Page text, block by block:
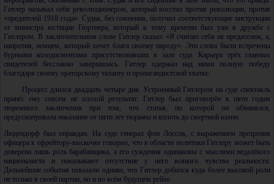
Гитлер называл себя революционером, который восстал против революции, против
«предателей 1918 года». Судья, без сомнения, получил соответствующие инструкции
от министра юстиции Гюртнера, который к тому времени был уже в дружбе с
Гитлером. В заключительном слове Гитлер сказал: «Я считаю себя не предателем, а,
напротив, немцем, который хочет блага своему народу». Эти слова были встречены
бурными аплодисментами присутствовавших в зале суда. Карьера трёх главных
свидетелей бесславно завершилась. Гитлер одержал над ними полную победу
благодаря своему ораторскому таланту и пропагандистской хватке.
Процесс длился двадцать четыре дня. Устроенный Гитлером на суде спектакль
принёс ему совсем не плохой результат: Гитлер был приговорён к пяти годам
тюремного заключения при том, что статья, по которой он обвинялся,
предусматривала наказание от пяти лет тюрьмы и вплоть до смертной казни.
Людендорф был оправдан. На суде генерал фон Лоссов, с выражением презрения
офицера к ефрейтору-выскочке говорил, что в области политики Гитлеру может быть
доверена лишь роль барабанщика, а его суждения одинаковы с мыслями недалёкого
националиста и показывают отсутствие у него всякого чувства реальности.
Дальнейшие события показали однако, что Гитлер добился куда более высокой роли
не только в своей партии, но и во всём будущем рейхе.